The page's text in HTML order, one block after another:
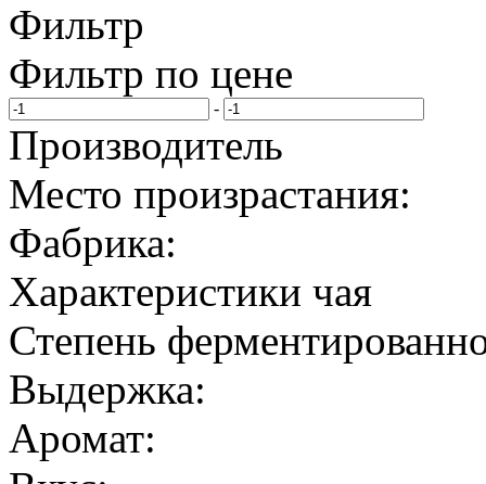
Фильтр
Фильтр по цене
-
Производитель
Место произрастания:
Фабрика:
Характеристики чая
Степень
Выдержка:
Аромат: